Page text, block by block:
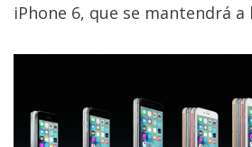
iPhone 6, que se mantendrá a